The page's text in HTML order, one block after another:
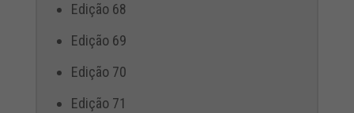
Edição 68
Edição 69
Edição 70
Edição 71